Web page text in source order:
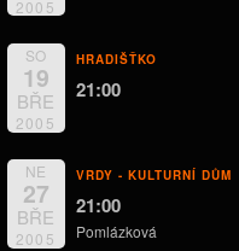
2005
SO
19
BŘE
2005
HRADIŠŤKO
21:00
NE
27
BŘE
2005
VRDY - KULTURNÍ DŮM
21:00
Pomlázková